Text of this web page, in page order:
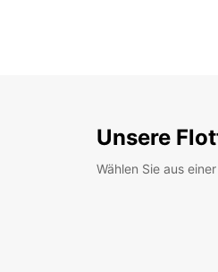
Unsere
Wählen Sie aus